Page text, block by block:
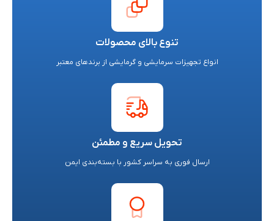
تنوع بالای محصولات
انواع تجهیزات سرمایشی و گرمایشی از برندهای معتبر
تحویل سریع و مطمئن
ارسال فوری به سراسر کشور با بسته‌بندی ایمن